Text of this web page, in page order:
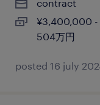
contract
¥3,400,000 -
504万円
posted 16 july